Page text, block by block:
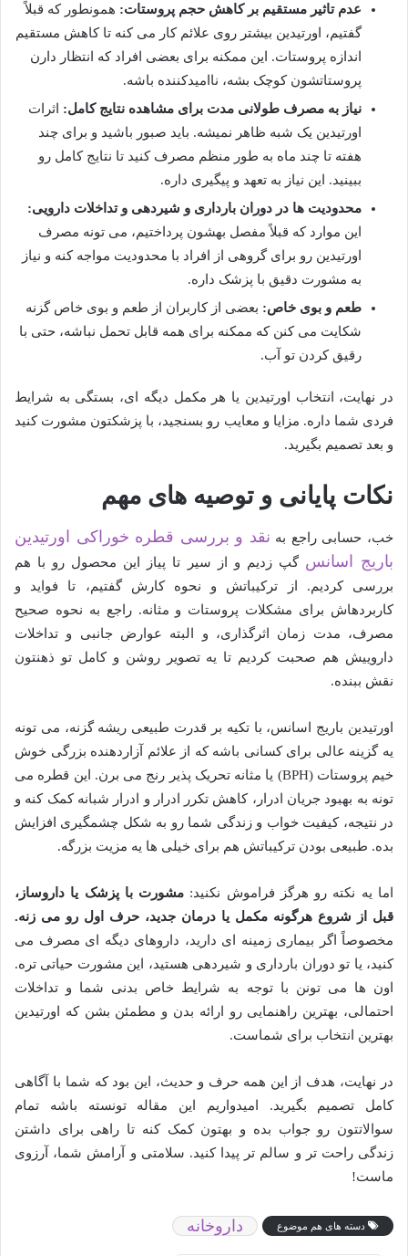
عدم تاثیر مستقیم بر کاهش حجم پروستات: همونطور که قبلاً
گفتیم، اورتیدین بیشتر روی علائم کار می کنه تا کاهش مستقیم
اندازه پروستات. این ممکنه برای بعضی افراد که انتظار دارن
پروستاتشون کوچک بشه، ناامیدکننده باشه.
نیاز به مصرف طولانی مدت برای مشاهده نتایج کامل: اثرات
اورتیدین یک شبه ظاهر نمیشه. باید صبور باشید و برای چند
هفته تا چند ماه به طور منظم مصرف کنید تا نتایج کامل رو
ببینید. این نیاز به تعهد و پیگیری داره.
محدودیت ها در دوران بارداری و شیردهی و تداخلات دارویی:
این موارد که قبلاً مفصل بهشون پرداختیم، می تونه مصرف
اورتیدین رو برای گروهی از افراد با محدودیت مواجه کنه و نیاز
به مشورت دقیق با پزشک داره.
طعم و بوی خاص: بعضی از کاربران از طعم و بوی خاص گزنه
شکایت می کنن که ممکنه برای همه قابل تحمل نباشه، حتی با
رقیق کردن تو آب.
در نهایت، انتخاب اورتیدین یا هر مکمل دیگه ای، بستگی به شرایط
فردی شما داره. مزایا و معایب رو بسنجید، با پزشکتون مشورت کنید
و بعد تصمیم بگیرید.
نکات پایانی و توصیه های مهم
خب، حسابی راجع به نقد و بررسی قطره خوراکی اورتیدین
باریج اسانس گپ زدیم و از سیر تا پیاز این محصول رو با هم
بررسی کردیم. از ترکیباتش و نحوه کارش گفتیم، تا فواید و
کاربردهاش برای مشکلات پروستات و مثانه. راجع به نحوه صحیح
مصرف، مدت زمان اثرگذاری، و البته عوارض جانبی و تداخلات
داروییش هم صحبت کردیم تا یه تصویر روشن و کامل تو ذهنتون
نقش ببنده.
اورتیدین باریج اسانس، با تکیه بر قدرت طبیعی ریشه گزنه، می تونه
یه گزینه عالی برای کسانی باشه که از علائم آزاردهنده بزرگی خوش
خیم پروستات (BPH) یا مثانه تحریک پذیر رنج می برن. این قطره می
تونه به بهبود جریان ادرار، کاهش تکرر ادرار و ادرار شبانه کمک کنه و
در نتیجه، کیفیت خواب و زندگی شما رو به شکل چشمگیری افزایش
بده. طبیعی بودن ترکیباتش هم برای خیلی ها یه مزیت بزرگه.
اما یه نکته رو هرگز فراموش نکنید: مشورت با پزشک یا داروساز،
قبل از شروع هرگونه مکمل یا درمان جدید، حرف اول رو می زنه.
مخصوصاً اگر بیماری زمینه ای دارید، داروهای دیگه ای مصرف می
کنید، یا تو دوران بارداری و شیردهی هستید، این مشورت حیاتی تره.
اون ها می تونن با توجه به شرایط خاص بدنی شما و تداخلات
احتمالی، بهترین راهنمایی رو ارائه بدن و مطمئن بشن که اورتیدین
بهترین انتخاب برای شماست.
در نهایت، هدف از این همه حرف و حدیث، این بود که شما با آگاهی
کامل تصمیم بگیرید. امیدواریم این مقاله تونسته باشه تمام
سوالاتتون رو جواب بده و بهتون کمک کنه تا راهی برای داشتن
زندگی راحت تر و سالم تر پیدا کنید. سلامتی و آرامش شما، آرزوی
ماست!
دسته های هم موضوع داروخانه